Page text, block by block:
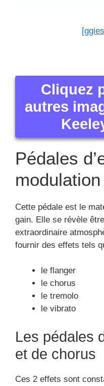
Cliquez
autres
Pédales
modulation
Cette pédale est le
gain. Elle se révèle
extraordinaire
fournir des effets tels
le flanger
le chorus
le tremolo
le vibrato
Les pédales
et de chorus
Ces 2 effets sont